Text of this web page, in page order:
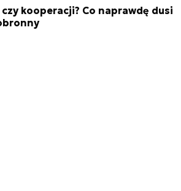
kooperacji? Co naprawdę dusi